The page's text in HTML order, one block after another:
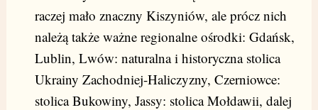
raczej mało znaczny Kiszyniów, ale prócz nich
należą także ważne regionalne ośrodki: Gdańsk,
Lublin, Lwów: naturalna i historyczna stolica
Ukrainy Zachodniej-Haliczyzny, Czerniowce:
stolica Bukowiny, Jassy: stolica Mołdawii, dalej